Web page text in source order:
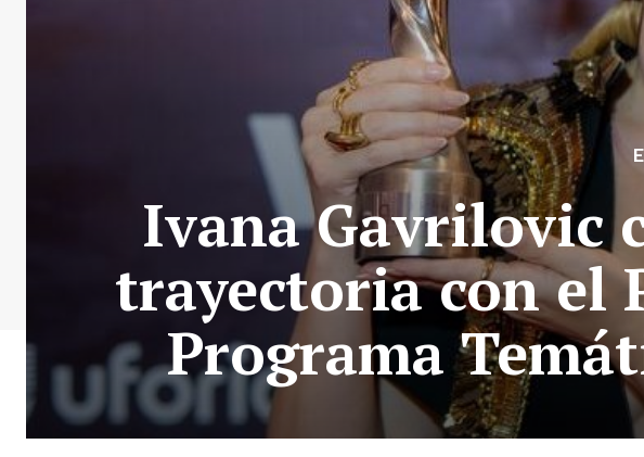
Ivana Gavrilovic
trayectoria con el
Programa